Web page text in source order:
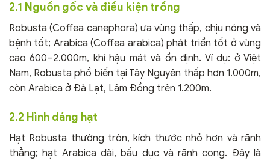
2.1 Nguồn gốc và điều kiện trồng
Robusta (Coffea canephora) ưa vùng thấp, chịu nóng và
bệnh tốt; Arabica (Coffea arabica) phát triển tốt ở vùng
cao 600–2.000m, khí hậu mát và ổn định. Ví dụ: ở Việt
Nam, Robusta phổ biến tại Tây Nguyên thấp hơn 1.000m,
còn Arabica ở Đà Lạt, Lâm Đồng trên 1.200m.
2.2 Hình dáng hạt
Hạt Robusta thường tròn, kích thước nhỏ hơn và rãnh
thẳng; hạt Arabica dài, bầu dục và rãnh cong. Đây là